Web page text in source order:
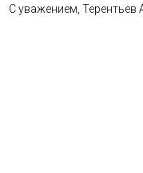
С уважением, Терентьев